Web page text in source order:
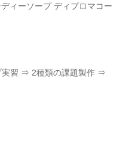
ィーソープ ディプロマコー
実習 ⇒ 2種類の課題製作 ⇒